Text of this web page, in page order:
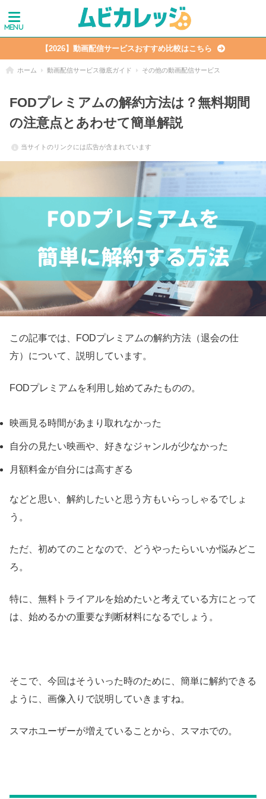
【2026】動画配信サービスおすすめ比較はこちら
ホーム 動画配信サービス徹底ガイド その他の動画配信サービス
FODプレミアムの解約方法は？無料期間
の注意点とあわせて簡単解説
当サイトのリンクには広告が含まれています
この記事では、FODプレミアムの解約方法（退会の仕
方）について、説明しています。
FODプレミアムを利用し始めてみたものの。
映画見る時間があまり取れなかった
自分の見たい映画や、好きなジャンルが少なかった
月額料金が自分には高すぎる
などと思い、解約したいと思う方もいらっしゃるでしょ
う。
ただ、初めてのことなので、どうやったらいいか悩みどこ
ろ。
特に、無料トライアルを始めたいと考えている方にとって
は、始めるかの重要な判断材料になるでしょう。
そこで、今回はそういった時のために、簡単に解約できる
ように、画像入りで説明していきますね。
スマホユーザーが増えていることから、スマホでの。